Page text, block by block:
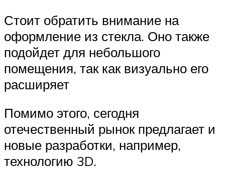
Стоит обратить внимание на
оформление из стекла. Оно также
подойдет для небольшого
помещения, так как визуально его
расширяет
Помимо этого, сегодня
отечественный рынок предлагает и
новые разработки, например,
технологию 3D.